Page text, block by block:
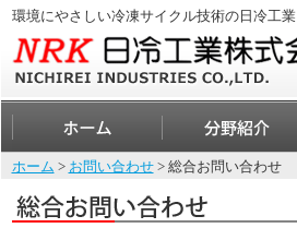
環境にやさしい冷凍サイクル技術の日冷工業
ホーム > お問い合わせ> 総合お問い合わせ